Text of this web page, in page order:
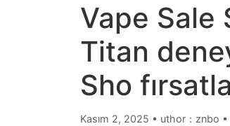
Vape Sale
Titan
Sho
Kasım 2, 2025 • uthor：znbo •